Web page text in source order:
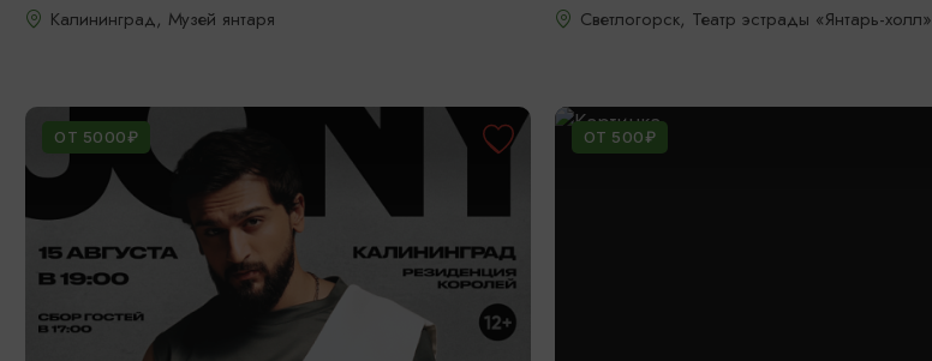
Калининград, Музей янтаря
Светлогорск, Театр эстрады «Янтарь-холл»
ОТ 5000₽ ОТ 500₽